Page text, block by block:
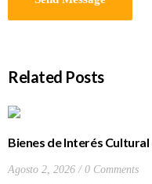
Related Posts
Bienes de Interés
Agosto 2, 2026 0 Comments